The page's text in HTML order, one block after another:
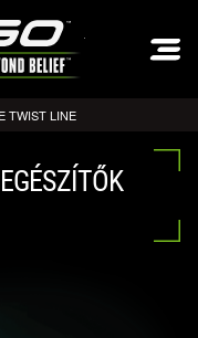
TWIST LINE